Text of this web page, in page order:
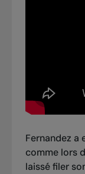
Fernandez a
comme lors
laissé filer